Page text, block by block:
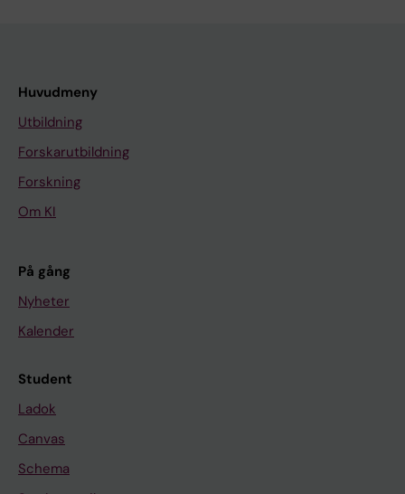
Huvudmeny
Utbildning
Forskarutbildning
Forskning
Om KI
På gång
Nyheter
Kalender
Student
Ladok
Canvas
Schema